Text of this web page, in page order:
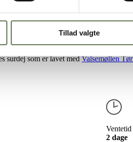
Tillad valgte
eller til de varme retter til
ved deres flotte lufthuller,
surdej som er lavet medValsemøllen
Ventetid
2 dage